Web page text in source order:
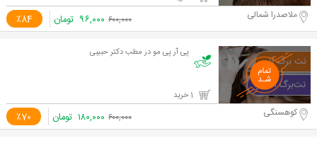
٪84 ملاصدرا شمالی ۶۰۰,۰۰۰ ۹۶,۰۰۰ تومان
پی آر پی مو در مطب دکتر حبیبی
٪70 کوهسنگی ۶۰۰,۰۰۰ ۱۸۰,۰۰۰ تومان